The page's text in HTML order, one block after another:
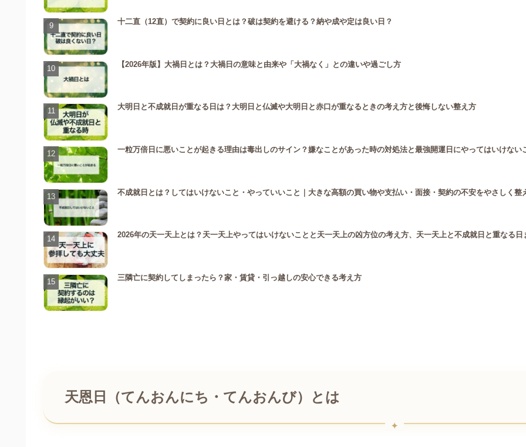
十二直（12直）で契約に良い日とは？破は契約を避ける？納や成や定は良い日？
【2026年版】大禍日とは？大禍日の意味と由来や「大禍なく」との違いや過ごし方
大明日と不成就日が重なる日は？大明日と仏滅や大明日と赤口が重なるときの考え方と後悔しない整え方
一粒万倍日に悪いことが起きる理由は毒出しのサイン？嫌なことがあった時の対処法と最強開運日にやってはいけない
不成就日とは？してはいけないこと・やっていいこと｜大きな高額の買い物や支払い・面接・契約の不安をやさしく整
2026年の天一天上とは？天一天上やってはいけないことと天一天上の凶方位の考え方、天一天上と不成就日と重なる日
三隣亡に契約してしまったら？家・賃貸・引っ越しの安心できる考え方
天恩日（てんおんにち・てんおんび）とは